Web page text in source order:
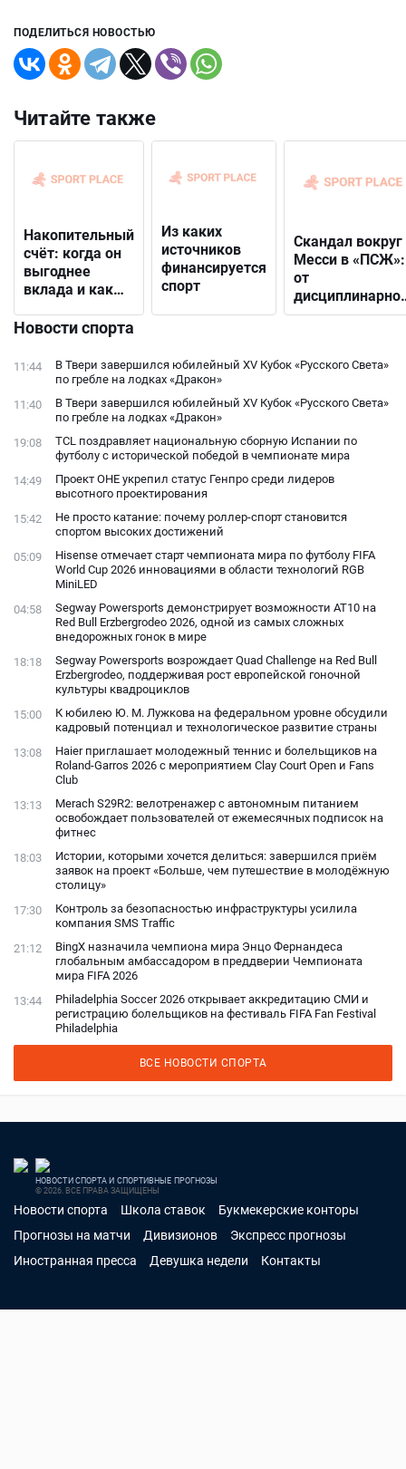
ПОДЕЛИТЬСЯ НОВОСТЬЮ
Читайте также
Накопительный
счёт: когда он
выгоднее
вклада и как
подходящий
Из каких
источников
финансируется
спорт
Скандал вокруг
Месси в «ПСЖ»:
от
решения до
фанатами
Новости спорта
11:44
В Твери завершился юбилейный XV Кубок «Русского Света»
по гребле на лодках «Дракон»
11:40
В Твери завершился юбилейный XV Кубок «Русского Света»
по гребле на лодках «Дракон»
19:08
TCL поздравляет национальную сборную Испании по
футболу с исторической победой в чемпионате мира
14:49
Проект ОНЕ укрепил статус Генпро среди лидеров
высотного проектирования
15:42
Не просто катание: почему роллер-спорт становится
спортом высоких достижений
05:09
Hisense отмечает старт чемпионата мира по футболу FIFA
World Cup 2026 инновациями в области технологий RGB
MiniLED
04:58
Segway Powersports демонстрирует возможности AT10 на
Red Bull Erzbergrodeo 2026, одной из самых сложных
внедорожных гонок в мире
18:18
Segway Powersports возрождает Quad Challenge на Red Bull
Erzbergrodeo, поддерживая рост европейской гоночной
культуры квадроциклов
15:00
К юбилею Ю. М. Лужкова на федеральном уровне обсудили
кадровый потенциал и технологическое развитие страны
13:08
Haier приглашает молодежный теннис и болельщиков на
Roland-Garros 2026 с мероприятием Clay Court Open и Fans
Club
13:13
Merach S29R2: велотренажер с автономным питанием
освобождает пользователей от ежемесячных подписок на
фитнес
18:03
Истории, которыми хочется делиться: завершился приём
заявок на проект «Больше, чем путешествие в молодёжную
столицу»
17:30
Контроль за безопасностью инфраструктуры усилила
компания SMS Traffic
21:12
BingX назначила чемпиона мира Энцо Фернандеса
глобальным амбассадором в преддверии Чемпионата
мира FIFA 2026
13:44
Philadelphia Soccer 2026 открывает аккредитацию СМИ и
регистрацию болельщиков на фестиваль FIFA Fan Festival
Philadelphia
ВСЕ НОВОСТИ СПОРТА
НОВОСТИ СПОРТА И СПОРТИВНЫЕ ПРОГНОЗЫ
© 2026. ВСЕ ПРАВА ЗАЩИЩЕНЫ
Новости спорта Школа ставок
Букмекерские конторы
Прогнозы на матчи
Дивизионов
Экспресс прогнозы
Иностранная пресса
Девушка недели Контакты